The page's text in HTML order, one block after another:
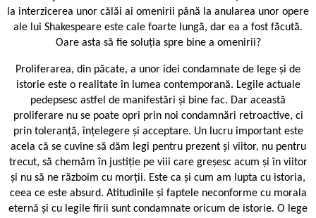
la interzicerea unor călăi ai omenirii până la anularea unor opere
ale lui Shakespeare este cale foarte lungă, dar ea a fost făcută.
Oare asta să fie soluția spre bine a omenirii?
Proliferarea, din păcate, a unor idei condam­nate de lege și de
istorie este o realitate în lumea contemporană. Legile actuale
pedepsesc astfel de manifestări și bine fac. Dar această
proliferare nu se poate opri prin noi condamnări retroactive, ci
prin toleranță, înțelegere și acceptare. Un lucru important este
acela că se cuvine să dăm legi pentru prezent și viitor, nu pentru
trecut, să chemăm în justiție pe viii care greșesc acum și în viitor
și nu să ne războim cu morții. Este ca și cum am lupta cu istoria,
ceea ce este absurd. Atitudinile și faptele neconforme cu morala
eternă și cu legile firii sunt condamnate oricum de istorie. O lege